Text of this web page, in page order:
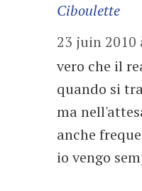
Ciboulette
23 juin 2010
vero che il
quando si
ma
anche
io vengo